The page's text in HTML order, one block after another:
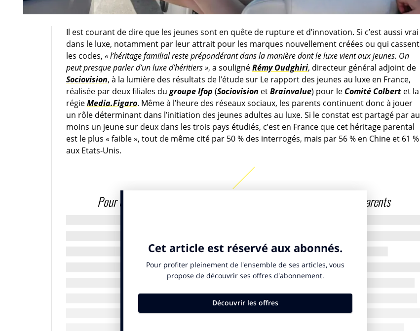
Il est courant de dire que les jeunes sont en quête de rupture et d’innovation. Si c’est aussi vrai
dans le luxe, notamment par leur attrait pour les marques nouvellement créées ou qui cassent
les codes, « l’héritage familial reste prépondérant dans la manière dont le luxe vient aux jeunes. On
peut presque parler d’un luxe d’héritiers », a soulignéRémy Oudghiri, directeur général adjoint de
Sociovision, à la lumière des résultats de l’étude sur Le rapport des jeunes au luxe en France,
réalisée par deux filiales du groupe Ifop (Sociovision etBrainvalue) pour le Comité Colbertet la
régieMedia.Figaro. Même à l’heure des réseaux sociaux, les parents continuent donc à jouer
un rôle déterminant dans l’initiation des jeunes adultes au luxe. Si le constat est partagé par au
moins un jeune sur deux dans les trois pays étudiés, c’est en France que cet héritage parental
est le plus « faible », tout de même cité par 50 % des interrogés, mais par 56 % en Chine et 61 %
aux Etats-Unis.
Pour ceux qui ont été initiés au luxe dès leur plus jeune âge, leurs parents
En France, 20 % des 25-35 ans assurent s’être créé par eux-mêmes leur goût du luxe et 30 %
notent qu’ils aiment un luxe totalement différent de celui de leurs parents. Pour autant, un sur
deux reconnaît l’importance de cette transition familiale comme socle pour développer de
nouveaux goûts (30 %) ou dans une transmission plus directe. 14 % indiquent aimer ce que
leurs parents leur ont transmis à travers des vacances dans des lieux privilégiés, une vie